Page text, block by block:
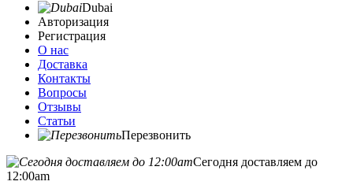
Dubai
Авторизация
Регистрация
О нас
Доставка
Контакты
Вопросы
Отзывы
Статьи
Перезвонить
Сегодня доставляем до
12:00am